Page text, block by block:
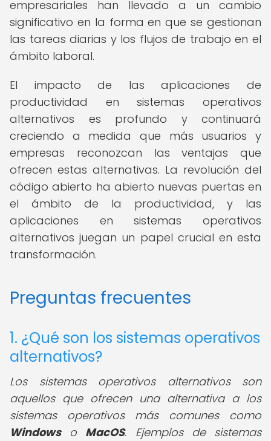
empresariales han llevado a un cambio
significativo en la forma en que se gestionan
las tareas diarias y los flujos de trabajo en el
ámbito laboral.
El impacto de las aplicaciones de
productividad en sistemas operativos
alternativos es profundo y continuará
creciendo a medida que más usuarios y
empresas reconozcan las ventajas que
ofrecen estas alternativas. La revolución del
código abierto ha abierto nuevas puertas en
el ámbito de la productividad, y las
aplicaciones en sistemas operativos
alternativos juegan un papel crucial en esta
transformación.
Preguntas frecuentes
1. ¿Qué son los sistemas operativos
alternativos?
Los sistemas operativos alternativos son
aquellos que ofrecen una alternativa a los
sistemas operativos más comunes como
Windowso MacOS. Ejemplos de sistemas